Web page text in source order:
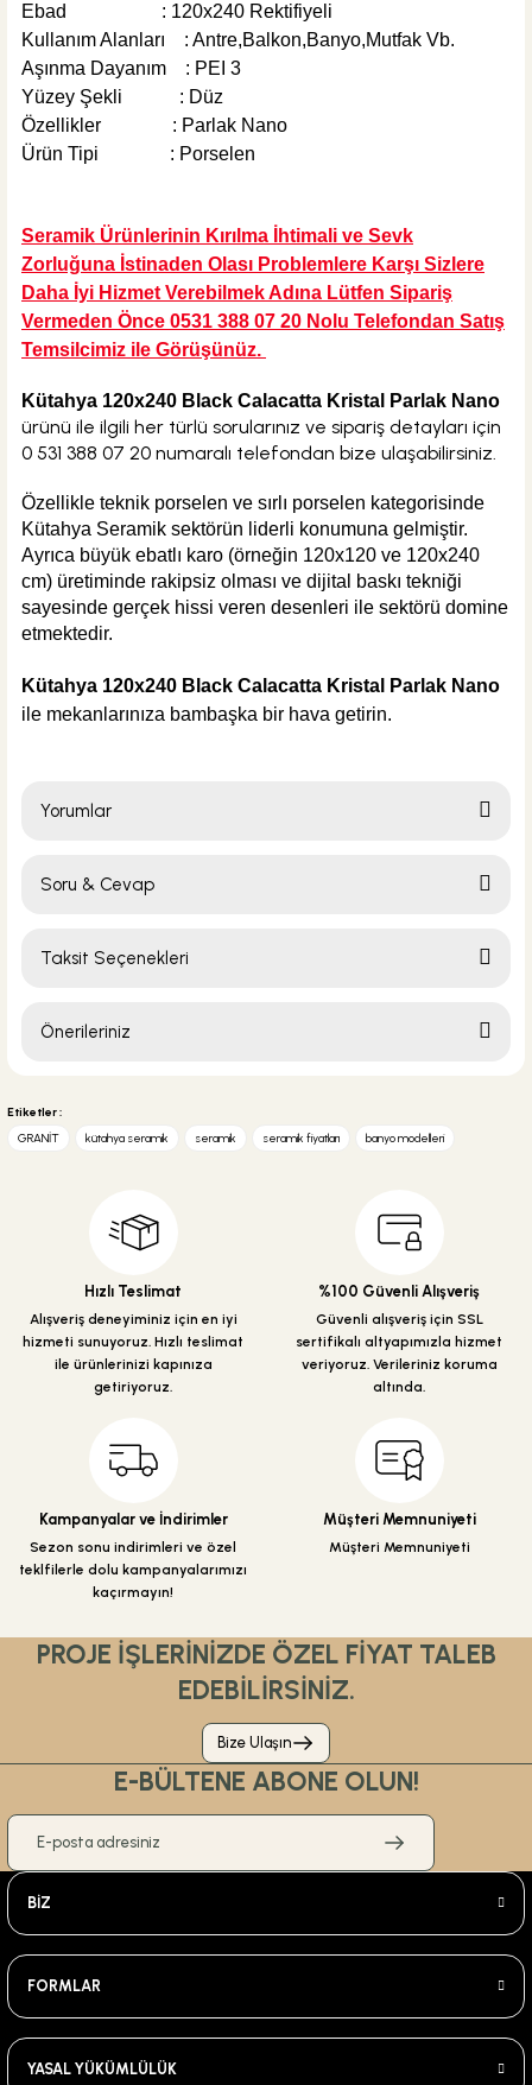
Ebad : 120x240 Rektifiyeli
Kullanım Alanları : Antre,Balkon,Banyo,Mutfak Vb.
Aşınma Dayanım : PEI 3
Yüzey Şekli : Düz
Özellikler : Parlak Nano
Ürün Tipi : Porselen
Seramik Ürünlerinin Kırılma İhtimali ve Sevk
Zorluğuna İstinaden Olası Problemlere Karşı Sizlere
Daha İyi Hizmet Verebilmek Adına Lütfen Sipariş
Vermeden Önce 0531 388 07 20 Nolu Telefondan Satış
Temsilcimiz ile Görüşünüz.
Kütahya 120x240 Black Calacatta Kristal Parlak Nano
ürünü ile ilgili her türlü sorularınız ve sipariş detayları için
0 531 388 07 20 numaralı telefondan bize ulaşabilirsiniz.
Özellikle teknik porselen ve sırlı porselen kategorisinde
Kütahya Seramik sektörün liderli konumuna gelmiştir.
Ayrıca büyük ebatlı karo (örneğin 120x120 ve 120x240
cm) üretiminde rakipsiz olması ve dijital baskı tekniği
sayesinde gerçek hissi veren desenleri ile sektörü domine
etmektedir.
Kütahya 120x240 Black Calacatta Kristal Parlak Nano
ile mekanlarınıza bambaşka bir hava getirin.
Yorumlar
Soru & Cevap
Taksit Seçenekleri
Önerileriniz
yetersiz gördüğünüz noktaları öneri formunu kullanarak tarafımıza
Görüş ve önerileriniz için teşekkür ederiz.
Ürün açıklamasında eksik bilgiler bulunuyor.
Bu ürüne benzer farklı alternatifler olmalı.
Etiketler :
GRANİT
kütahya seramik seramik seramik fiyatları banyo modelleri
Hızlı Teslimat
Alışveriş deneyiminiz için en iyi
hizmeti sunuyoruz. Hızlı teslimat
ile ürünlerinizi kapınıza
getiriyoruz.
%100 Güvenli Alışveriş
Güvenli alışveriş için SSL
sertifikalı altyapımızla hizmet
veriyoruz. Verileriniz koruma
altında.
Kampanyalar ve İndirimler
Sezon sonu indirimleri ve özel
teklfilerle dolu kampanyalarımızı
kaçırmayın!
Müşteri Memnuniyeti
Müşteri Memnuniyeti
PROJE İŞLERİNİZDE ÖZEL FİYAT TALEB
EDEBİLİRSİNİZ.
Bize Ulaşın
E-BÜLTENE ABONE OLUN!
BİZ
FORMLAR
YASAL YÜKÜMLÜLÜK